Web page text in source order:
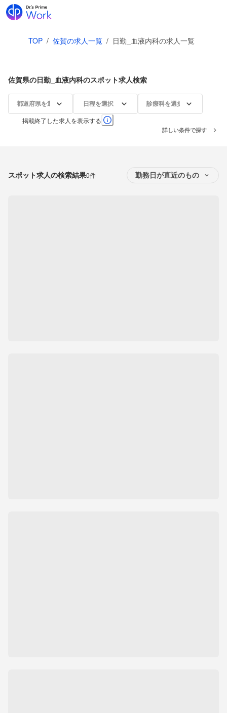
TOP / 佐賀の求人一覧 / 日勤_血液内科の求人一覧
佐賀県の日勤_血液内科のスポット求人検索
都道府県を選択 日程を選択 診療科を選択
掲載終了した求人を表示する
詳しい条件で探す
スポット求人の検索結果0件 勤務日が直近のもの